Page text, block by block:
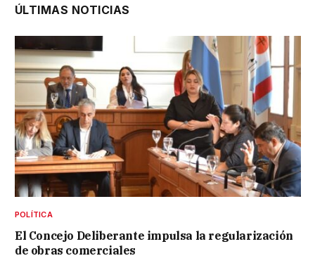
ÚLTIMAS NOTICIAS
POLÍTICA
El Concejo Deliberante impulsa la regularización
de obras comerciales